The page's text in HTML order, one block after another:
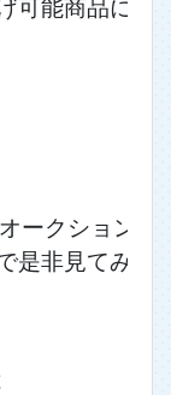
可能商品にな
ークション
是非見てみて